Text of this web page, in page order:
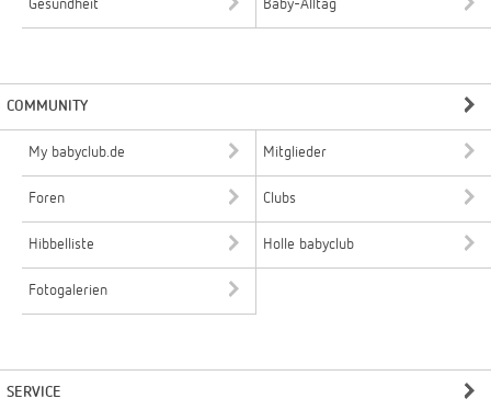
Gesundheit Baby-Alltag
COMMUNITY
My babyclub.de Mitglieder
Foren Clubs
Hibbelliste Holle babyclub
Fotogalerien
SERVICE